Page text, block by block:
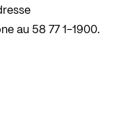
au 58 77 1-1900.